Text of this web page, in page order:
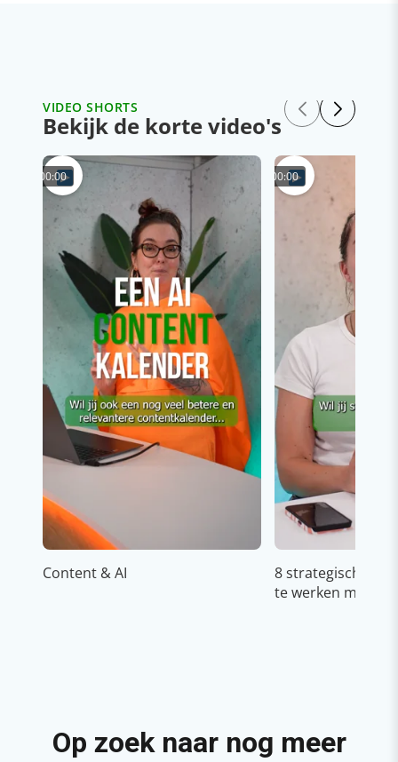
VIDEO SHORTS
Bekijk de korte video's
00:00
Content & AI
00:00
8 strategische
te werken met
Op zoek naar nog meer